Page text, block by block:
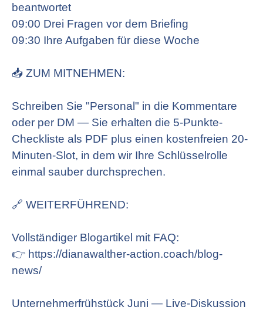
beantwortet
09:00 Drei Fragen vor dem Briefing
09:30 Ihre Aufgaben für diese Woche
📥 ZUM MITNEHMEN:
Schreiben Sie "Personal" in die Kommentare
oder per DM — Sie erhalten die 5-Punkte-
Checkliste als PDF plus einen kostenfreien 20-
Minuten-Slot, in dem wir Ihre Schlüsselrolle
einmal sauber durchsprechen.
🔗 WEITERFÜHREND:
Vollständiger Blogartikel mit FAQ:
👉 https://dianawalther-action.coach/blog-
news/
Unternehmerfrühstück Juni — Live-Diskussion